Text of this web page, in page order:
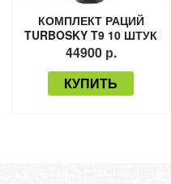
КОМПЛЕКТ РАЦИЙ
TURBOSKY T9 10 ШТУК
44900 р.
КУПИТЬ